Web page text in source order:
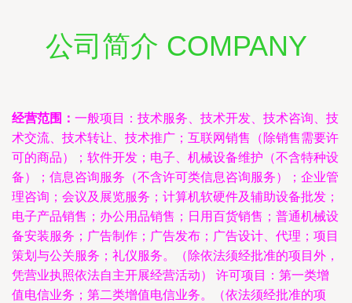
公司简介 COMPANY
经营范围： 一般项目：技术服务、技术开发、技术咨询、技
术交流、技术转让、技术推广；互联网销售（除销售需要许
可的商品）；软件开发；电子、机械设备维护（不含特种设
备）；信息咨询服务（不含许可类信息咨询服务）；企业管
理咨询；会议及展览服务；计算机软硬件及辅助设备批发；
电子产品销售；办公用品销售；日用百货销售；普通机械设
备安装服务；广告制作；广告发布；广告设计、代理；项目
策划与公关服务；礼仪服务。（除依法须经批准的项目外，
凭营业执照依法自主开展经营活动） 许可项目：第一类增
值电信业务；第二类增值电信业务。（依法须经批准的项